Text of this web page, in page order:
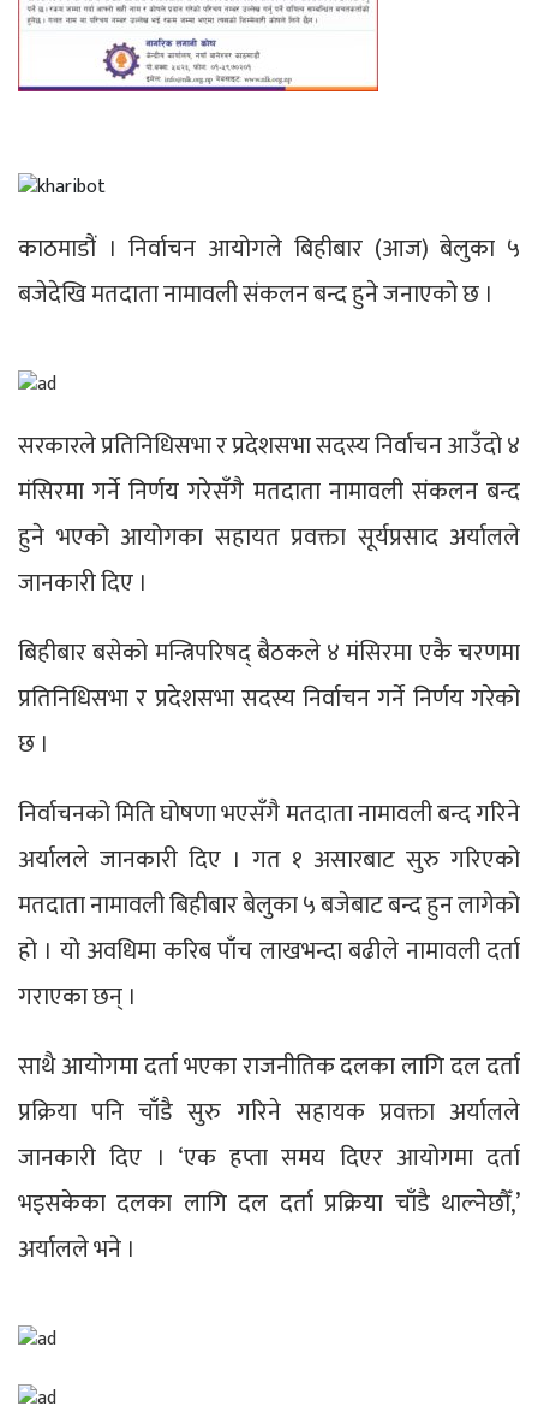
काठमाडौं । निर्वाचन आयोगले बिहीबार (आज) बेलुका ५
बजेदेखि मतदाता नामावली संकलन बन्द हुने जनाएको छ ।
सरकारले प्रतिनिधिसभा र प्रदेशसभा सदस्य निर्वाचन आउँदो ४
मंसिरमा गर्ने निर्णय गरेसँगै मतदाता नामावली संकलन बन्द
हुने भएको आयोगका सहायत प्रवक्ता सूर्यप्रसाद अर्यालले
जानकारी दिए ।
बिहीबार बसेको मन्त्रिपरिषद् बैठकले ४ मंसिरमा एकै चरणमा
प्रतिनिधिसभा र प्रदेशसभा सदस्य निर्वाचन गर्ने निर्णय गरेको
छ ।
निर्वाचनको मिति घोषणा भएसँगै मतदाता नामावली बन्द गरिने
अर्यालले जानकारी दिए । गत १ असारबाट सुरु गरिएको
मतदाता नामावली बिहीबार बेलुका ५ बजेबाट बन्द हुन लागेको
हो । यो अवधिमा करिब पाँच लाखभन्दा बढीले नामावली दर्ता
गराएका छन् ।
साथै आयोगमा दर्ता भएका राजनीतिक दलका लागि दल दर्ता
प्रक्रिया पनि चाँडै सुरु गरिने सहायक प्रवक्ता अर्यालले
जानकारी दिए । ‘एक हप्ता समय दिएर आयोगमा दर्ता
भइसकेका दलका लागि दल दर्ता प्रक्रिया चाँडै थाल्नेछौँ,’
अर्यालले भने ।